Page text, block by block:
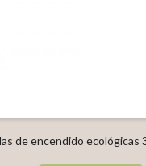
de encendido ecológicas